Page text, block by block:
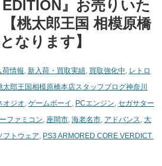
』お売りいた
桃太郎王国 相模原橋
なります】
荷情報, 新入荷・買取実績, 買取強化中, レトロ
太郎王国相模原橋本店スタッフブログ神奈川
オジオ, ゲームボーイ , PCエンジン, セガサター
ファミコン, 座間市, 海老名市, アドバンス, 大
フトウェア, PS3 ​ARMORED ​CORE ​VERDICT ​